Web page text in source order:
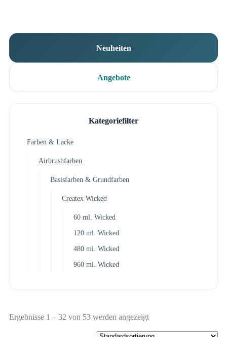
Neuheiten
Angebote
Kategoriefilter
Farben & Lacke
Airbrushfarben
Basisfarben & Grundfarben
Createx Wicked
60 ml. Wicked
120 ml. Wicked
480 ml. Wicked
960 ml. Wicked
Ergebnisse 1 – 32 von 53 werden angezeigt